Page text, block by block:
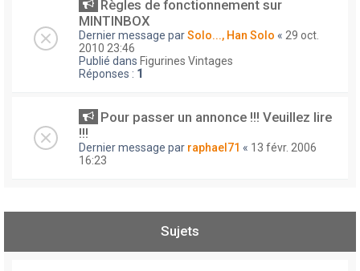
Règles de fonctionnement sur
MINTINBOX
Dernier message parSolo..., Han Solo « 29 oct.
2010 23:46
Publié dans Figurines Vintages
Réponses : 1
Pour passer un annonce !!! Veuillez lire
!!!
Dernier message par raphael71 « 13 févr. 2006
16:23
Sujets